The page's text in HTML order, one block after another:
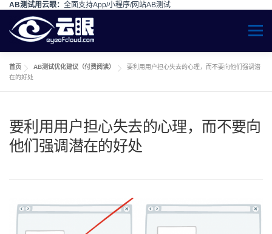
AB测试用云眼： 全面支持App/小程序/网站AB测试
Skip to content
Menu
首页 AB测试优化建议（付费阅读）
要利用用户担心失去的心理，而不要向他们强调潜
在的好处
要利用用户担心失去的心理，而不要向
他们强调潜在的好处